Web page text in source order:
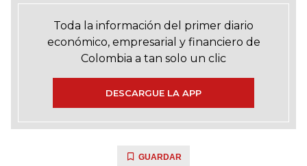
Toda la información del primer diario
económico, empresarial y financiero de
Colombia a tan solo un clic
DESCARGUE LA APP
GUARDAR